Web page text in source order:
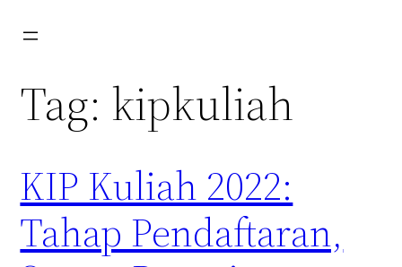
Tag: kipkuliah
KIP Kuliah 2022:
Tahap Pendaftaran,